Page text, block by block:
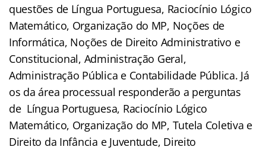
questões de Língua Portuguesa, Raciocínio Lógico
Matemático, Organização do MP, Noções de
Informática, Noções de Direito Administrativo e
Constitucional, Administração Geral,
Administração Pública e Contabilidade Pública. Já
os da área processual responderão a perguntas
de Língua Portuguesa, Raciocínio Lógico
Matemático, Organização do MP, Tutela Coletiva e
Direito da Infância e Juventude, Direito